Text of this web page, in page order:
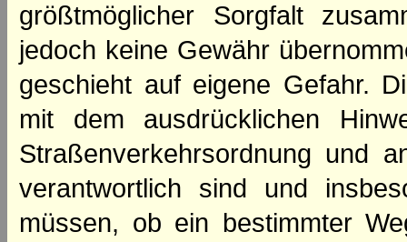
größtmöglicher Sorgfalt
jedoch keine Gewähr
geschieht auf eigene Gefahr.
mit dem ausdrücklichen
Straßenverkehrsordnung und
verantwortlich sind und
müssen, ob ein bestimmter